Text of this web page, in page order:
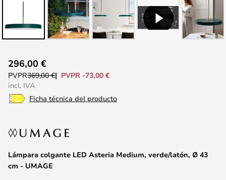
comienzo
de
de
Lámpara colgante LED Asteria Medium, verde/latón, Ø 43
cm - UMAGE
296,00 €
PVPR369,00 €
PVPR -73,00 €
incl. IVA
Ficha técnica del producto